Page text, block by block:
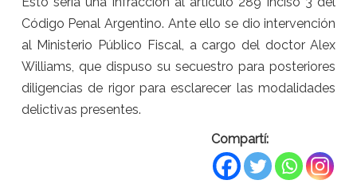
Código Penal Argentino. Ante ello se dio intervención
al Ministerio Público Fiscal, a cargo del doctor Alex
Williams, que dispuso su secuestro para posteriores
diligencias de rigor para esclarecer las modalidades
delictivas presentes.
Compartí: